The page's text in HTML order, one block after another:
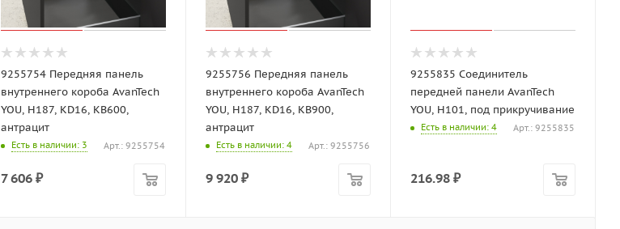
9255754 Передняя панель
внутреннего короба AvanTech
YOU, H187, KD16, KB600,
антрацит
Есть в наличии: 3 Арт.: 9255754
7 606 ₽
9255756 Передняя панель
внутреннего короба AvanTech
YOU, H187, KD16, KB900,
антрацит
Есть в наличии: 4 Арт.: 9255756
9 920 ₽
9255835 Соединитель
передней панели AvanTech
YOU, Н101, под прикручивание
Есть в наличии: 4 Арт.: 9255835
216.98 ₽